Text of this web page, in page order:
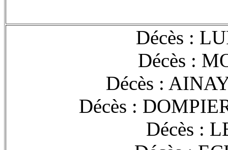
Décès :
Décès :
Décès :
Décès :
Décès :